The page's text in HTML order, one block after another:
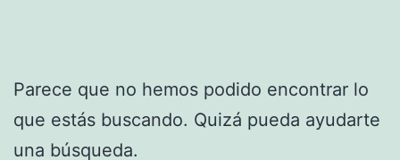
Parece que no hemos podido encontrar lo
que estás buscando. Quizá pueda ayudarte
una búsqueda.